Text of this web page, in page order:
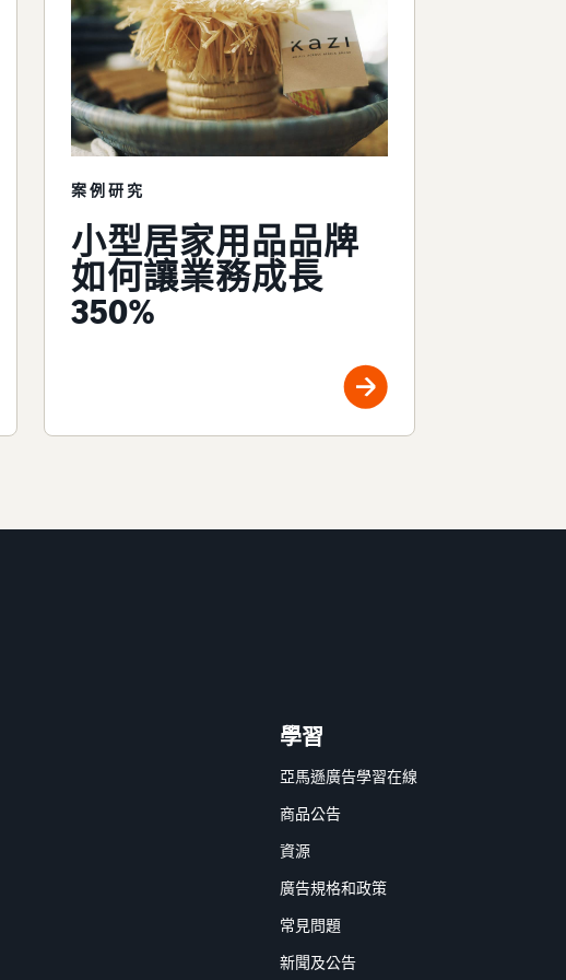
案例研究
小型居家用品品牌
如何讓業務成長
350%
學習
亞馬遜廣告學習在線
商品公告
資源
廣告規格和政策
常見問題
新聞及公告